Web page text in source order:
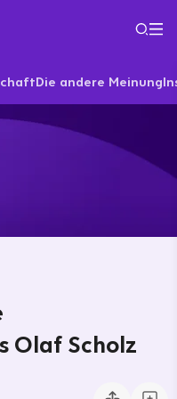
Die andere Meinung
Olaf Scholz